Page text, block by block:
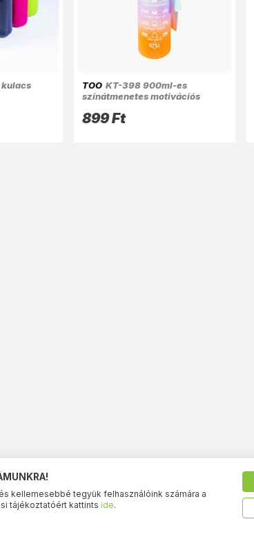
kulacs TOO KT-398 900ml-es
színátmenetes motivációs
időskálával
899 Ft
kellemesebbé tegyük felhasználóink számára a
tájékoztatóért kattints ide.